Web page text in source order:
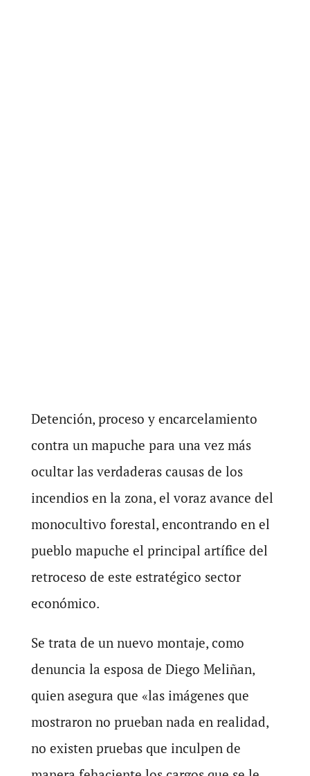
Detención, proceso y encarcelamiento
contra un mapuche para una vez más
ocultar las verdaderas causas de los
incendios en la zona, el voraz avance del
monocultivo forestal, encontrando en el
pueblo mapuche el principal artífice del
retroceso de este estratégico sector
económico.
Se trata de un nuevo montaje, como
denuncia la esposa de Diego Meliñan,
quien asegura que «las imágenes que
mostraron no prueban nada en realidad,
no existen pruebas que inculpen de